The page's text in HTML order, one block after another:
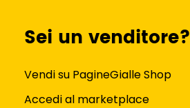
Sei un venditore?
Vendi su PagineGialle Shop
Accedi al marketplace